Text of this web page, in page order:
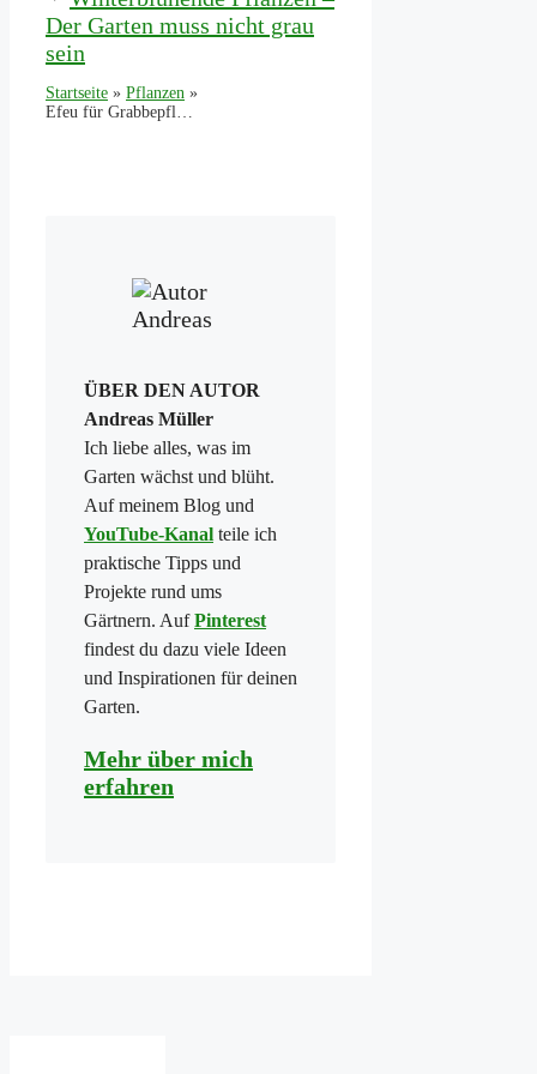
Der Garten muss nicht grau
sein
Startseite » Pflanzen »
ÜBER DEN AUTOR
Andreas Müller
Ich liebe alles, was im
Garten wächst und blüht.
Auf meinem Blog und
YouTube-Kanal teile ich
praktische Tipps und
Projekte rund ums
Gärtnern. AufPinterest
findest du dazu viele Ideen
und Inspirationen für deinen
Garten.
Mehr über mich
erfahren